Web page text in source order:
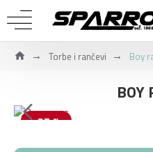
Torbe i rančevi Boy
BOY
-25 %